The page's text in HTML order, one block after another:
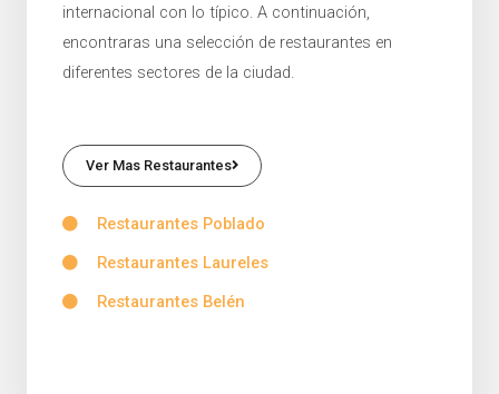
internacional con lo típico. A continuación,
encontraras una selección de restaurantes en
diferentes sectores de la ciudad.
Ver Mas Restaurantes
Restaurantes Poblado
Restaurantes Laureles
Restaurantes Belén